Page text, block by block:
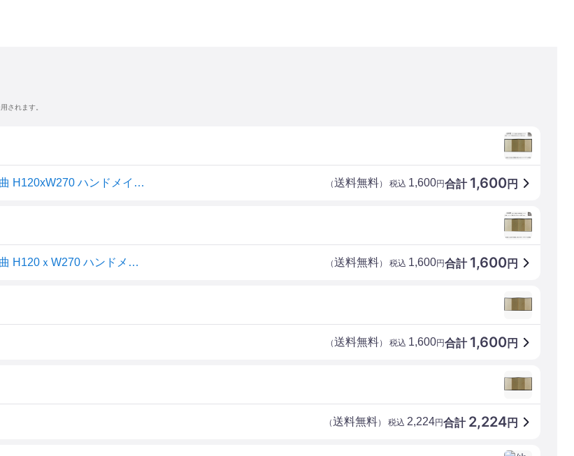
されます。
インテリア小屏風シリーズ 金屏風(艶消洋金押) ミニ屏風 Sサイズ 四曲 H120xW270 ハンドメイド KN02-S 合計 1,600円
（送料無料） 税込 1,600円
インテリア小屏風シリーズ 金屏風(艶消洋金押) ミニ屏風 Sサイズ 四曲 H120ｘW270 ハンドメイド KN02-S 合計 1,600円
（送料無料） 税込 1,600円
合計 1,600円
（送料無料） 税込 1,600円
合計 2,224円
（送料無料） 税込 2,224円